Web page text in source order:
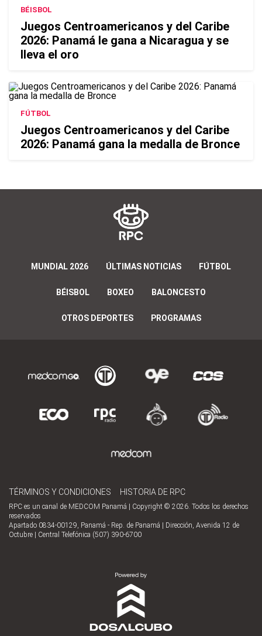
BÉISBOL
Juegos Centroamericanos y del Caribe
2026: Panamá le gana a Nicaragua y se
lleva el oro
FÚTBOL
Juegos Centroamericanos y del Caribe
2026: Panamá gana la medalla de Bronce
MUNDIAL 2026 ÚLTIMAS NOTICIAS FÚTBOL
BÉISBOL BOXEO BALONCESTO
OTROS DEPORTES PROGRAMAS
TÉRMINOS Y CONDICIONES HISTORIA DE RPC
RPC es un canal de MEDCOM Panamá | Copyright © 2026. Todos los derechos
reservados
Apartado 0834-00129, Panamá - Rep. de Panamá | Dirección, Avenida 12 de
Octubre | Central Telefónica (507) 390-6700